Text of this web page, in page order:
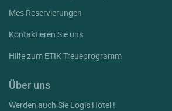
Mes Reservierungen
Kontaktieren Sie uns
Hilfe zum ETIK Treueprogramm
Über uns
Werden auch Sie Logis Hotel !